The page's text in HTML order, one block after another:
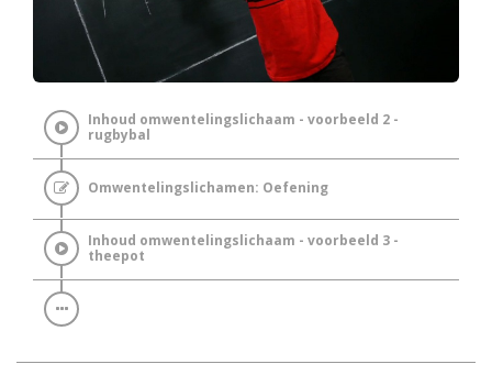
Inhoud omwentelingslichaam - voorbeeld 2 -
rugbybal
Omwentelingslichamen: Oefening
Inhoud omwentelingslichaam - voorbeeld 3 -
theepot